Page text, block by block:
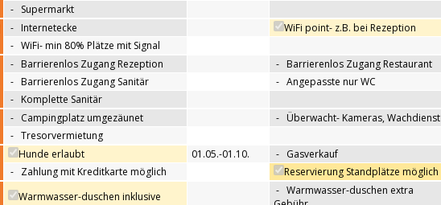
- Supermarkt
- Internetecke
WiFi point- z.B. bei Rezeption
- WiFi- min 80% Plätze mit Signal
- Barrierenlos Zugang Rezeption - Barrierenlos Zugang Restaurant
- Barrierenlos Zugang Sanitär - Angepasste nur WC
- Komplette Sanitär
- Campingplatz umgezäunet - Überwacht- Kameras, Wachdienst
- Tresorvermietung
Hunde erlaubt 01.05.-01.10. - Gasverkauf
- Zahlung mit Kreditkarte möglich Reservierung Standplätze möglich
Warmwasser-duschen inklusive - Warmwasser-duschen extra